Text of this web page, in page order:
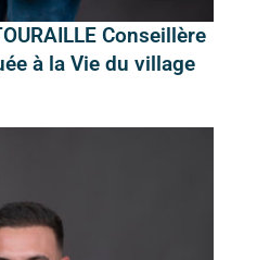
Conseillère
à la Vie du village